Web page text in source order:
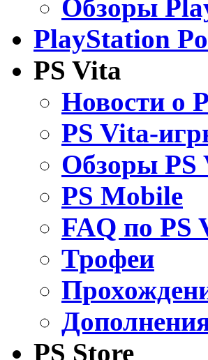
Обзоры
PlayStation
PS Vita
Новости о
PS Vita-
Обзоры PS
PS Mobile
FAQ по PS
Трофеи
PS Store